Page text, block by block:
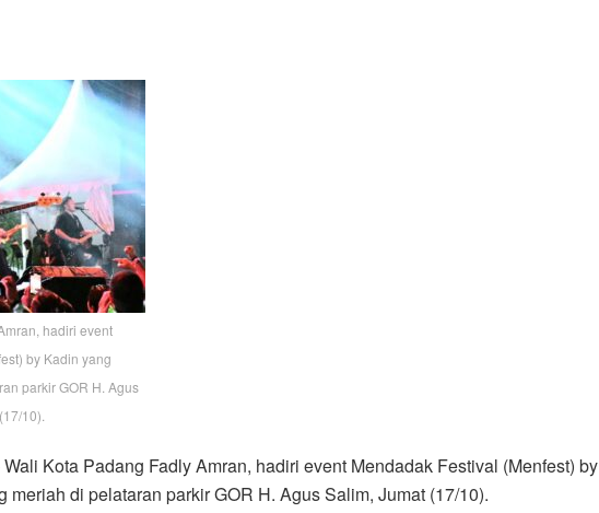
hadiri event
by Kadin yang
parkir GOR H. Agus
10).
Kota Padang Fadly Amran, hadiri event Mendadak Festival (Menfest) by
meriah di pelataran parkir GOR H. Agus Salim, Jumat (17/10).